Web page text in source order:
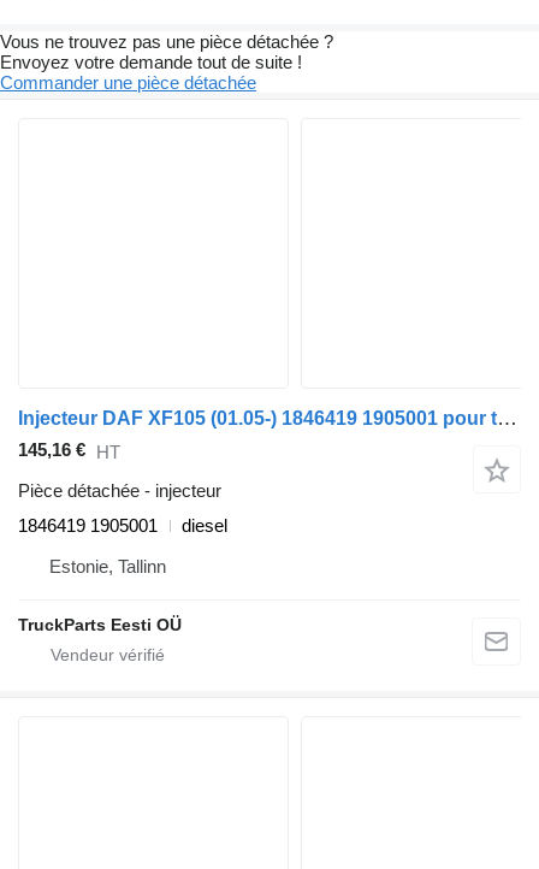
Vous ne trouvez pas une pièce détachée ?
Envoyez votre demande tout de suite !
Commander une pièce détachée
Injecteur DAF XF105 (01.05-) 1846419 1905001 pour tracteur routier DAF XF95, XF105 (2001-2014)
145,16 € HT
Pièce détachée - injecteur
1846419 1905001
diesel
Estonie, Tallinn
TruckParts Eesti OÜ